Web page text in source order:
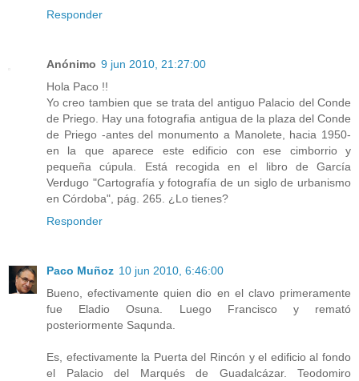
Responder
Anónimo 9 jun 2010, 21:27:00
Hola Paco !!
Yo creo tambien que se trata del antiguo Palacio del Conde
de Priego. Hay una fotografia antigua de la plaza del Conde
de Priego -antes del monumento a Manolete, hacia 1950-
en la que aparece este edificio con ese cimborrio y
pequeña cúpula. Está recogida en el libro de García
Verdugo "Cartografía y fotografía de un siglo de urbanismo
en Córdoba", pág. 265. ¿Lo tienes?
Responder
Paco Muñoz 10 jun 2010, 6:46:00
Bueno, efectivamente quien dio en el clavo primeramente
fue Eladio Osuna. Luego Francisco y remató
posteriormente Saqunda.
Es, efectivamente la Puerta del Rincón y el edificio al fondo
el Palacio del Marqués de Guadalcázar. Teodomiro